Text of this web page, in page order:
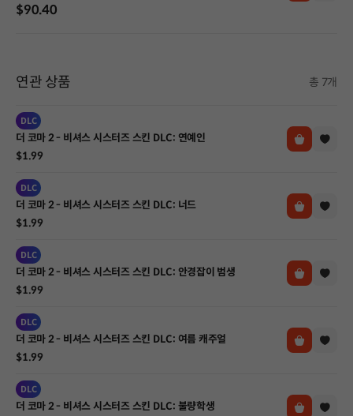
$90.40
연관 상품 총 7개
DLC
더 코마 2 - 비셔스 시스터즈 스킨 DLC: 연예인
$1.99
DLC
더 코마 2 - 비셔스 시스터즈 스킨 DLC: 너드
$1.99
DLC
더 코마 2 - 비셔스 시스터즈 스킨 DLC: 안경잡이 범생
$1.99
DLC
더 코마 2 - 비셔스 시스터즈 스킨 DLC: 여름 캐주얼
$1.99
DLC
더 코마 2 - 비셔스 시스터즈 스킨 DLC: 불량학생